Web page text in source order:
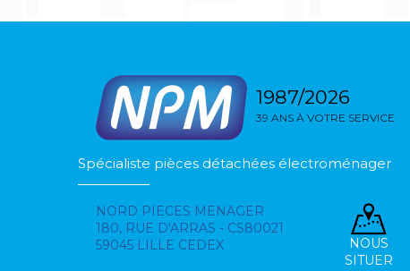
1987/2026
39 ANS À VOTRE SERVICE
Spécialiste pièces détachées électroménager
NORD PIECES MENAGER
180, RUE D'ARRAS - CS80021
59045 LILLE CEDEX
NOUS
SITUER